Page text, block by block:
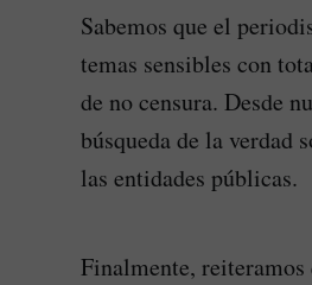
Sabemos que el
temas sensibles con
de no censura. Desde
búsqueda de la verdad
las entidades públicas.
Finalmente,